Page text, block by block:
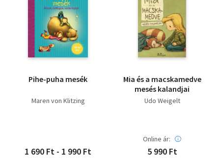
Pihe-puha mesék
Maren von Klitzing
1 690 Ft - 1 990 Ft
Mia és a macskamedve
mesés kalandjai
Udo Weigelt
Online ár:
5 990 Ft